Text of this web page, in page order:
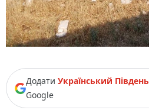
Додати Український Південь
Google